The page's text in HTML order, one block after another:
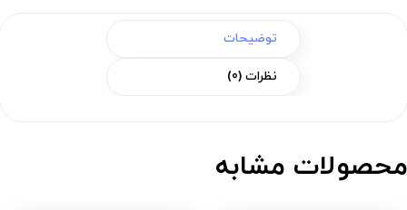
توضیحات
نظرات (0)
محصولات مشابه